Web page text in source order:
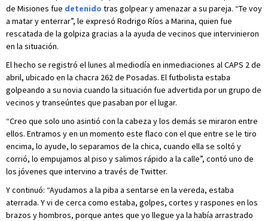
de Misiones fue detenido tras golpear y amenazar a su pareja. “Te voy
a matar y enterrar”, le expresó Rodrigo Ríos a Marina, quien fue
rescatada de la golpiza gracias a la ayuda de vecinos que intervinieron
en la situación.
El hecho se registró el lunes al mediodía en inmediaciones al CAPS 2 de
abril, ubicado en la chacra 262 de Posadas. El futbolista estaba
golpeando a su novia cuando la situación fue advertida por un grupo de
vecinos y transeúntes que pasaban por el lugar.
“Creo que solo uno asintió con la cabeza y los demás se miraron entre
ellos. Entramos y en un momento este flaco con el que entre se le tiro
encima, lo ayude, lo separamos de la chica, cuando ella se soltó y
corrió, lo empujamos al piso y salimos rápido a la calle”, contó uno de
los jóvenes que intervino a través de Twitter.
Y continuó: “Ayudamos a la piba a sentarse en la vereda, estaba
aterrada. Y vi de cerca como estaba, golpes, cortes y raspones en los
brazos y hombros, porque antes que yo llegue ya la había arrastrado